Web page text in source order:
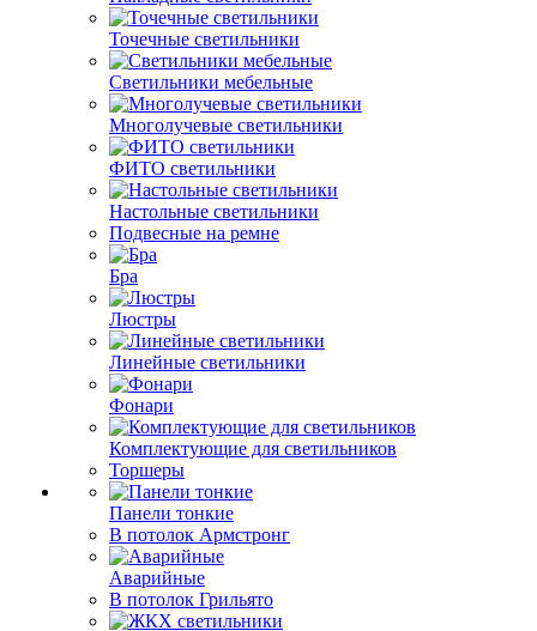
Точечные светильники
Светильники мебельные
Многолучевые светильники
ФИТО светильники
Настольные светильники
Подвесные на ремне
Бра
Люстры
Линейные светильники
Фонари
Комплектующие для светильников
Торшеры
Панели тонкие
В потолок Армстронг
Аварийные
В потолок Грильято